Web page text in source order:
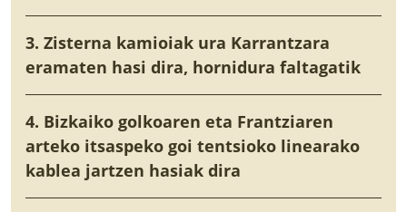
3. Zisterna kamioiak ura Karrantzara
eramaten hasi dira, hornidura faltagatik
4. Bizkaiko golkoaren eta Frantziaren
arteko itsaspeko goi tentsioko linearako
kablea jartzen hasiak dira